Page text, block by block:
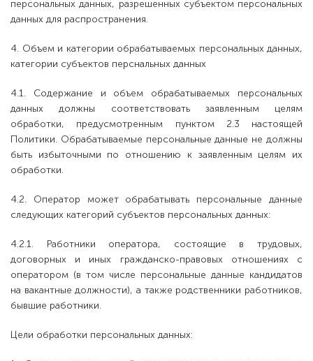
персональных данных, разрешенных субъектом персональных
данных для распространения.
4. Объем и категории обрабатываемых персональных данных,
категории субъектов перснальных данных
4.1. Содержание и объем обрабатываемых персональных
данных должны соответствовать заявленным целям
обработки, предусмотренным пунктом 2.3 настоящей
Политики. Обрабатываемые персональные данные не должны
быть избыточными по отношению к заявленным целям их
обработки.
4.2. Оператор может обрабатывать персональные данные
следующих категорий субъектов персональных данных:
4.2.1. Работники оператора, состоящие в трудовых,
договорных и иных гражданско-правовых отношениях с
оператором (в том числе персональные данные кандидатов
на вакантные должности), а также родственники работников,
бывшие работники.
Цели обработки персональных данных: